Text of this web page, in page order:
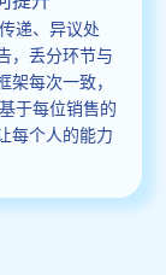
递、异议处
，丢分环节与
每次一致，
于每位销售的
每个人的能力